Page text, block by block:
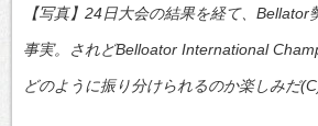
【写真】24日大会の結果を経て、
事実。されどBelloator International
どのように振り分けられるのか楽しみだ